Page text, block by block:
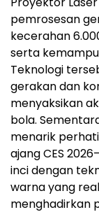
pemrosesan
kecerahan
serta
Teknologi
gerakan dan
menyaksikan
bola.
menarik
ajang CES
inci dengan
warna yang
menghadirkan